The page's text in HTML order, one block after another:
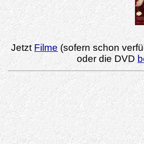
JetztFilme (sofern schon
oder die DVD